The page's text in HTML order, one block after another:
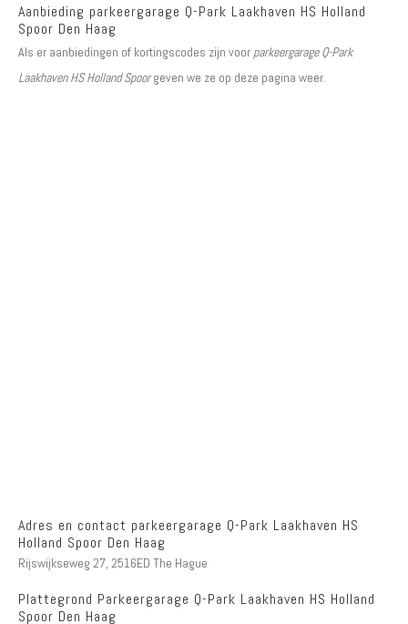
Aanbieding parkeergarage Q-Park Laakhaven HS Holland
Spoor Den Haag
Als er aanbiedingen of kortingscodes zijn voor parkeergarage Q-Park
Laakhaven HS Holland Spoorgeven we ze op deze pagina weer.
Adres en contact parkeergarage Q-Park Laakhaven HS
Holland Spoor Den Haag
Rijswijkseweg 27, 2516ED The Hague
Plattegrond Parkeergarage Q-Park Laakhaven HS Holland
Spoor Den Haag